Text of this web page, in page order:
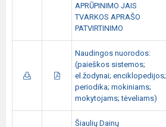
APRŪPINIMO JAIS
TVARKOS APRAŠO
PATVIRTINIMO
Naudingos nuorodos:
(paieškos sistemos;
el.žodynai; enciklopedijos;
periodika; mokiniams;
mokytojams; tėveliams)
Šiaulių Dainų